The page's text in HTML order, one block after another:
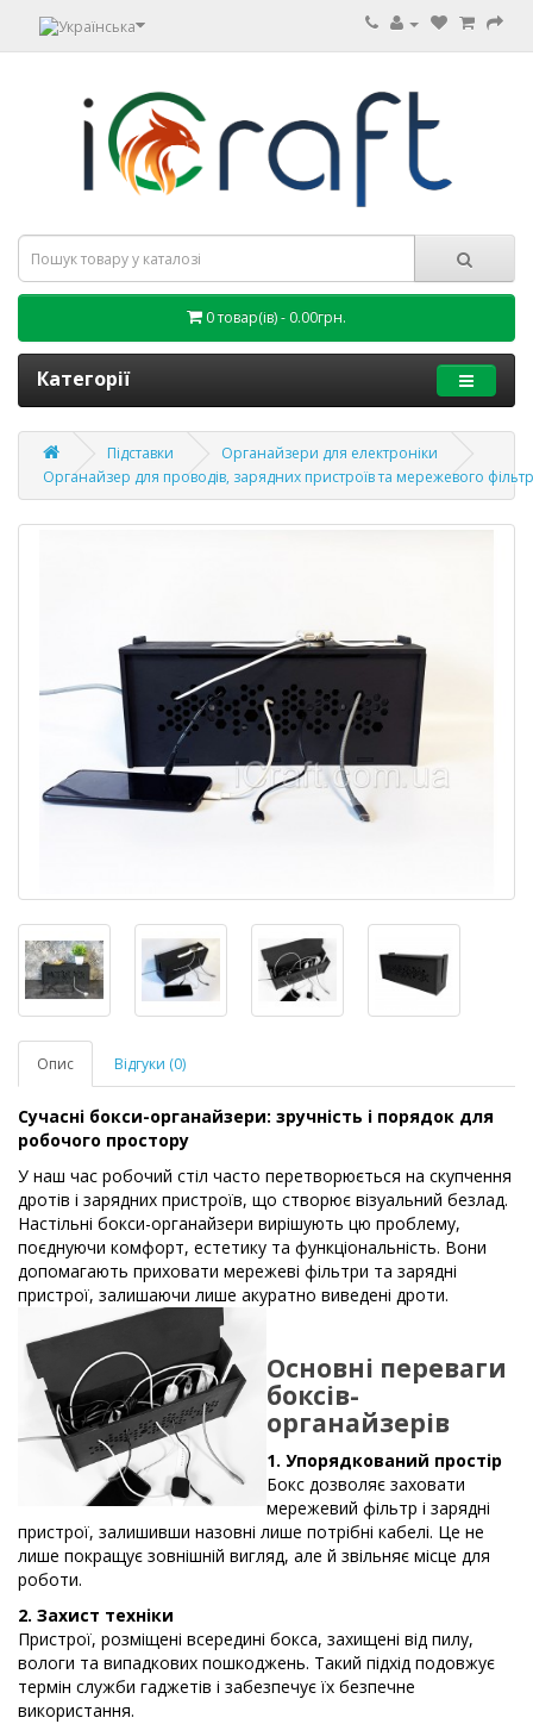
0 товар(ів) - 0.00грн.
Категорії
Підставки
Органайзери для електроніки
Органайзер для проводів, зарядних пристроїв та мережевого
Опис Відгуки (0)
Сучасні бокси-органайзери: зручність і порядок для
робочого простору
У наш час робочий стіл часто перетворюється на скупчення
дротів і зарядних пристроїв, що створює візуальний безлад.
Настільні бокси-органайзери вирішують цю проблему,
поєднуючи комфорт, естетику та функціональність. Вони
допомагають приховати мережеві фільтри та зарядні
пристрої, залишаючи лише акуратно виведені дроти.
Основні переваги
боксів-
органайзерів
1. Упорядкований простір
Бокс дозволяє заховати
мережевий фільтр і зарядні
пристрої, залишивши назовні лише потрібні кабелі. Це не
лише покращує зовнішній вигляд, але й звільняє місце для
роботи.
2. Захист техніки
Пристрої, розміщені всередині бокса, захищені від пилу,
вологи та випадкових пошкоджень. Такий підхід подовжує
термін служби гаджетів і забезпечує їх безпечне
використання.